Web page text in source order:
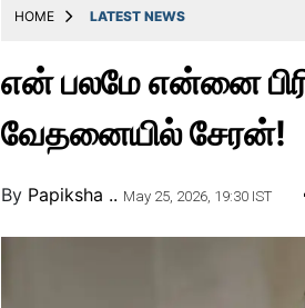
HOME LATEST NEWS
என் பலமே என்னை
வேதனையில் சேரன்!
By Papiksha .. May 25, 2026, 19:30 IST